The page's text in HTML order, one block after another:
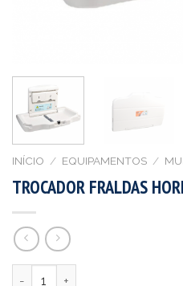
INÍCIO / EQUIPAMENTOS /
TROCADOR FRALDAS